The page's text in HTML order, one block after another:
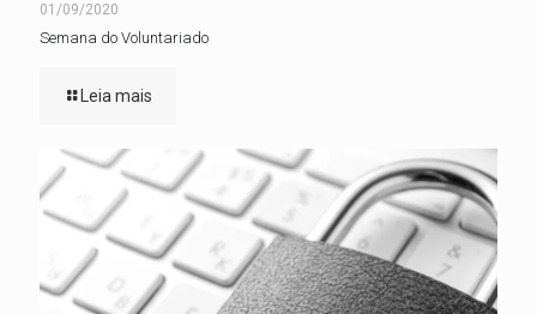
01/09/2020
Semana do Voluntariado
Leia mais